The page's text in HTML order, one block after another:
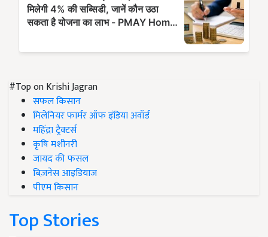
#Top on Krishi Jagran
सफल किसान
मिलेनियर फार्मर ऑफ इंडिया अवॉर्ड
महिंद्रा ट्रैक्टर्स
कृषि मशीनरी
जायद की फसल
बिज़नेस आइडियाज
पीएम किसान
Top Stories